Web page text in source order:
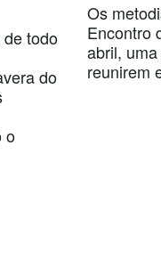
todo
do
o
Os
Encontro
abril,
reunirem